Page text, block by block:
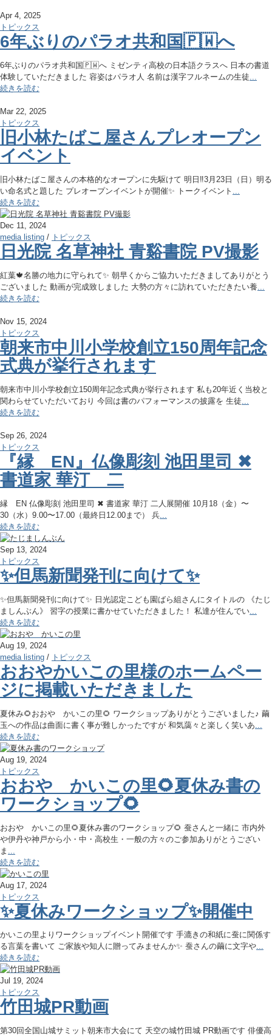
Apr 4, 2025
トピックス
6年ぶりのパラオ共和国🇵🇼へ
6年ぶりのパラオ共和国🇵🇼へ ミゼンティ高校の日本語クラスへ 日本の書道
体験していただきました 容姿はパラオ人 名前は漢字フルネームの生徒...
続きを読む
Mar 22, 2025
トピックス
旧小林たばこ屋さんプレオープン
イベント
旧小林たばこ屋さんの本格的なオープンに先駆けて 明日‼️3月23日（日）明る
い命名式と題した プレオープンイベントが開催✨ トークイベント
続きを読む
Dec 11, 2024
media listing / トピックス
日光院 名草神社 青谿書院 PV撮影
紅葉🍁名勝の地力に守られて✨ 朝早くからご協力いただきましてありがとう
ございました 動画が完成致しました 大勢の方々に訪れていただきたい養
続きを読む
Nov 15, 2024
トピックス
朝来市中川小学校創立150周年記念
式典が挙行されます
朝来市中川小学校創立150周年記念式典が挙行されます 私も20年近く当校と
関わらせていただいており 今回は書のパフォーマンスの披露を 生徒
続きを読む
Sep 26, 2024
トピックス
『縁 EN』仏像彫刻 池田里司 ✖︎
書道家 華汀 二
縁 EN 仏像彫刻 池田里司 ✖︎ 書道家 華汀 二人展開催 10月18（金）〜
30（水）9.00〜17.00（最終日12.00まで） 兵
続きを読む
Sep 13, 2024
トピックス
✨但馬新聞発刊に向けて✨
✨但馬新聞発刊に向けて✨ 日光認定こども園ばら組さんにタイトルの 《たじ
ましんぶん》 習字の授業に書かせていただきました！ 私達が住んでい
続きを読む
Aug 19, 2024
media listing / トピックス
おおやかいこの里様のホームペー
ジに掲載いただきました
夏休み🌻おおや かいこの里🌻 ワークショップありがとうございました♪ 繭
玉への作品は曲面に書く事が難しかったですが 和気藹々と楽しく笑いあ
続きを読む
Aug 19, 2024
トピックス
おおや かいこの里🌻夏休み書の
ワークショップ🌻
おおや かいこの里🌻夏休み書のワークショップ🌻 蚕さんと一緒に 市内外
や伊丹や神戸から小・中・高校生・一般の方々のご参加ありがとうござい
ま
続きを読む
Aug 17, 2024
トピックス
✨夏休みワークショップ✨開催中
かいこの里よりワークショップイベント開催です 手漉きの和紙に蚕に関係す
る言葉を書いて ご家族や知人に贈ってみませんか✨ 蚕さんの繭に文字や...
続きを読む
Jul 19, 2024
トピックス
竹田城PR動画
第30回全国山城サミット朝来市大会にて 天空の城竹田城 PR動画です 俳優高